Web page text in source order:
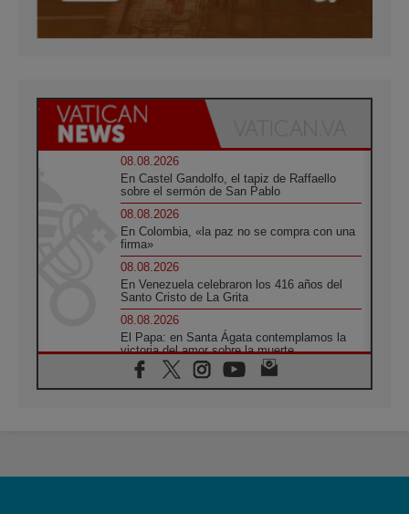
08.08.2026
En Castel Gandolfo, el tapiz de Raffaello
sobre el sermón de San Pablo
08.08.2026
En Colombia, «la paz no se compra con una
firma»
08.08.2026
En Venezuela celebraron los 416 años del
Santo Cristo de La Grita
08.08.2026
El Papa: en Santa Ágata contemplamos la
victoria del amor sobre la muerte
08.08.2026
León XIV visitará el Santuario de la Madre
07.08.2026